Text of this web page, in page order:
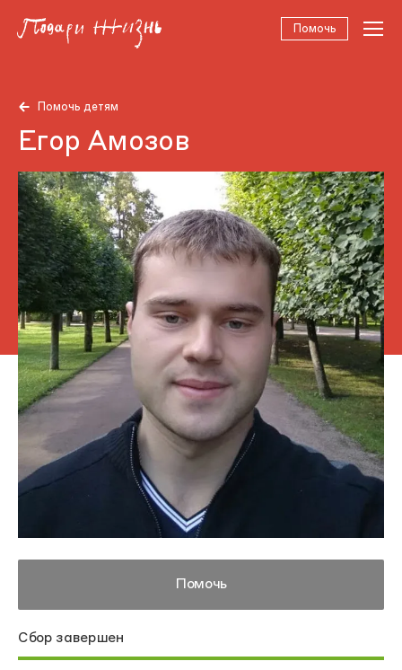
Помочь
Помочь детям
Егор Амозов
Помочь
Сбор завершен